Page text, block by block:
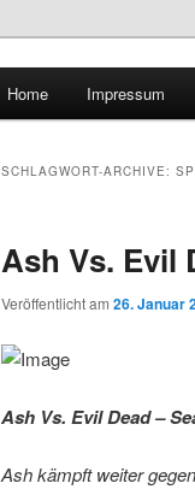
Zum Inhalt wechseln
Zum sekundären
Home Impressum
SCHLAGWORT-ARCHIVE:
Ash Vs. Evil
Veröffentlicht am 26. Januar
Ash Vs. Evil Dead –
Ash kämpft weiter